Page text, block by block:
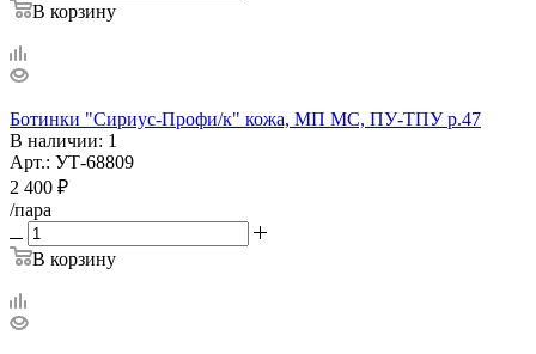
В корзину
Ботинки "Сириус-Профи/к" кожа, МП МС, ПУ-ТПУ р.47
В наличии: 1
Арт.: УТ-68809
2 400 ₽
/пара
В корзину